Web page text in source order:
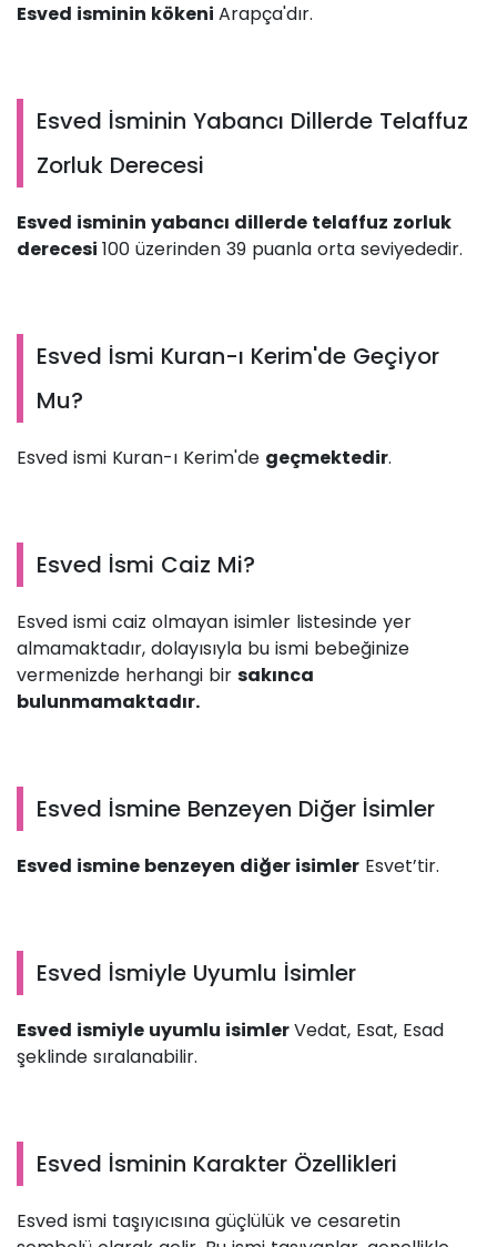
Esved isminin kökeni Arapça'dır.
Esved İsminin Yabancı Dillerde Telaffuz
Zorluk Derecesi
Esved isminin yabancı dillerde telaffuz zorluk
derecesi 100 üzerinden 39 puanla orta seviyededir.
Esved İsmi Kuran-ı Kerim'de Geçiyor
Mu?
Esved ismi Kuran-ı Kerim'de geçmektedir.
Esved İsmi Caiz Mi?
Esved ismi caiz olmayan isimler listesinde yer
almamaktadır, dolayısıyla bu ismi bebeğinize
vermenizde herhangi bir sakınca
bulunmamaktadır.
Esved İsmine Benzeyen Diğer İsimler
Esved ismine benzeyen diğer isimler Esvet’tir.
Esved İsmiyle Uyumlu İsimler
Esved ismiyle uyumlu isimlerVedat, Esat, Esad
şeklinde sıralanabilir.
Esved İsminin Karakter Özellikleri
Esved ismi taşıyıcısına güçlülük ve cesaretin